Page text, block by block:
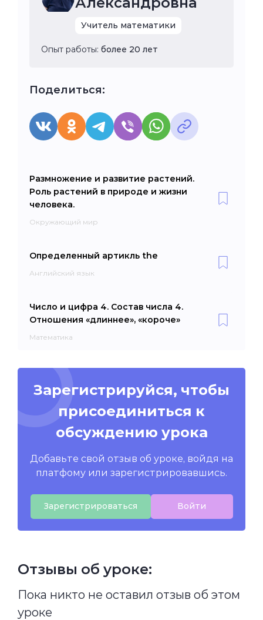
Учитель математики
Опыт работы: более 20 лет
Поделиться:
Размножение и развитие растений.
Роль растений в природе и жизни
человека.
Окружающий мир
Определенный артикль the
Английский язык
Число и цифра 4. Состав числа 4.
Отношения «длиннее», «короче»
Математика
Зарегистрируйся, чтобы
присоединиться к
обсуждению урока
Добавьте свой отзыв об уроке, войдя на
платфому или зарегистрировавшись.
Зарегистрироваться Войти
Отзывы об уроке:
Пока никто не оставил отзыв об этом
уроке